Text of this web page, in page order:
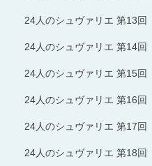
24人のシュヴァリエ 第13回
24人のシュヴァリエ 第14回
24人のシュヴァリエ 第15回
24人のシュヴァリエ 第16回
24人のシュヴァリエ 第17回
24人のシュヴァリエ 第18回